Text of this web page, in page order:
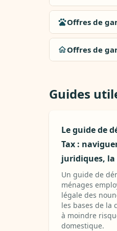
Offres de
Offres de
Guides
Le guide de
Tax :
juridiques,
Un guide de
ménages
légale des
les bases de la
à moindre
domestique.